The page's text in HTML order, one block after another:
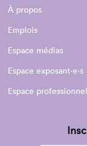
À propos
Emplois
Espace médias
Espace exposant·e⋅s
Espace